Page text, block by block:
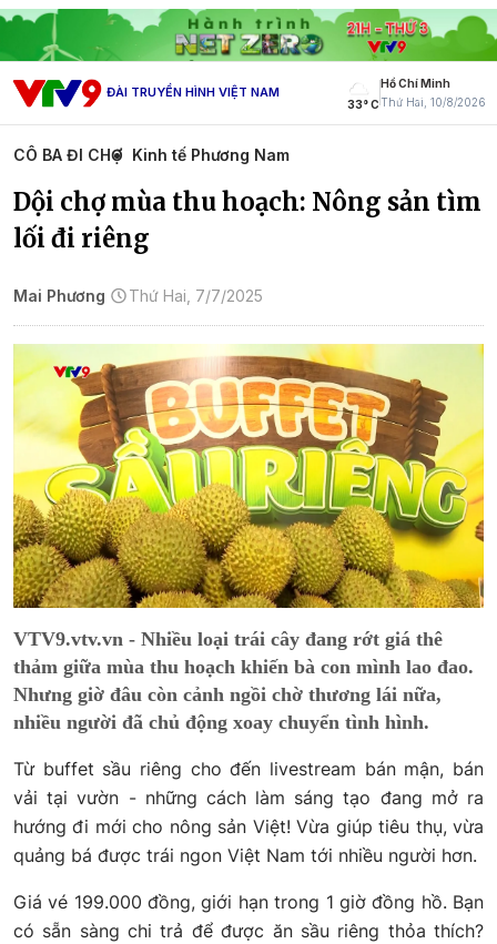
ĐÀI TRUYỀN HÌNH VIỆT NAM
33° C
Hồ Chí Minh
Thứ Hai, 10/8/2026
CÔ BA ĐI CHỢ Kinh tế Phương Nam
Dội chợ mùa thu hoạch: Nông sản tìm
lối đi riêng
Mai Phương Thứ Hai, 7/7/2025
VTV9.vtv.vn - Nhiều loại trái cây đang rớt giá thê
thảm giữa mùa thu hoạch khiến bà con mình lao đao.
Nhưng giờ đâu còn cảnh ngồi chờ thương lái nữa,
nhiều người đã chủ động xoay chuyển tình hình.
Từ buffet sầu riêng cho đến livestream bán mận, bán
vải tại vườn - những cách làm sáng tạo đang mở ra
hướng đi mới cho nông sản Việt! Vừa giúp tiêu thụ, vừa
quảng bá được trái ngon Việt Nam tới nhiều người hơn.
Giá vé 199.000 đồng, giới hạn trong 1 giờ đồng hồ. Bạn
có sẵn sàng chi trả để được ăn sầu riêng thỏa thích?